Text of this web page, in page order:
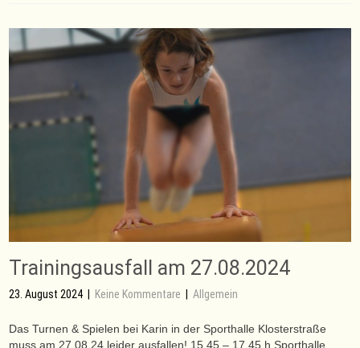
Trainingsausfall am 27.08.2024
23. August 2024 Keine Kommentare |Allgemein
Das Turnen & Spielen bei Karin in der Sporthalle Klosterstraße
muss am 27.08.24 leider ausfallen! 15.45 – 17.45 h Sporthalle